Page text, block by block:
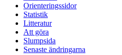
Orienteringssidor
Statistik
Litteratur
Att göra
Slumpsida
Senaste ändringarna